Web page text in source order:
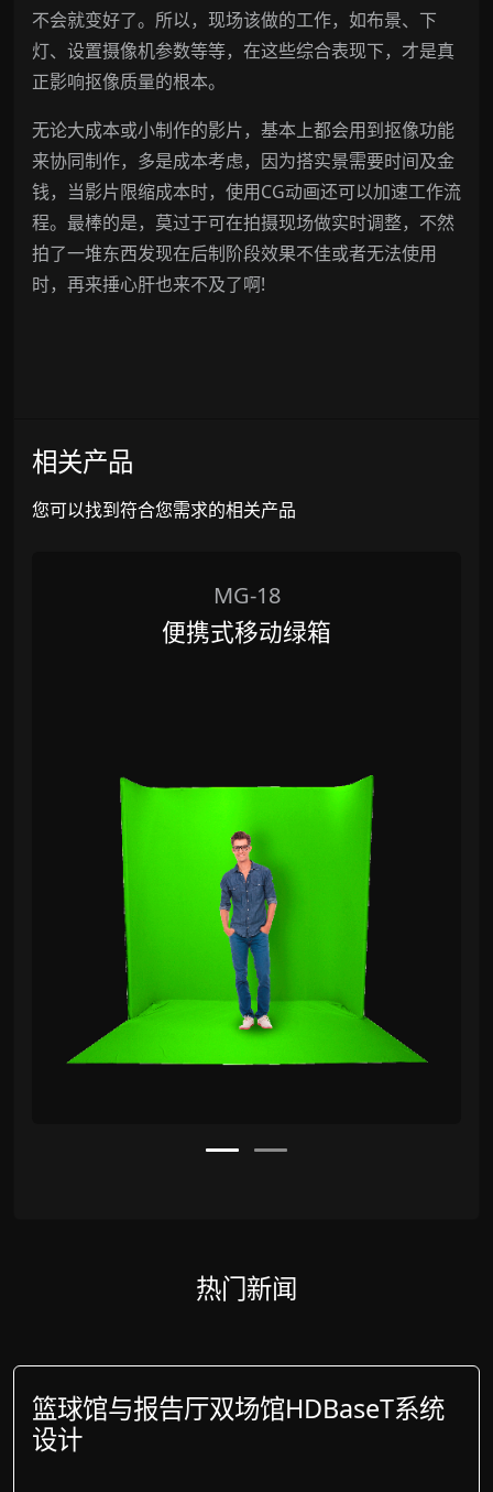
不会就变好了。所以，现场该做的工作，如布景、下
灯、设置摄像机参数等等，在这些综合表现下，才是真
正影响抠像质量的根本。
无论大成本或小制作的影片，基本上都会用到抠像功能
来协同制作，多是成本考虑，因为搭实景需要时间及金
钱，当影片限缩成本时，使用CG动画还可以加速工作流
程。最棒的是，莫过于可在拍摄现场做实时调整，不然
拍了一堆东西发现在后制阶段效果不佳或者无法使用
时，再来捶心肝也来不及了啊!
相关产品
您可以找到符合您需求的相关产品
MG-18
便携式移动绿箱
热门新闻
篮球馆与报告厅双场馆HDBaseT系统
设计